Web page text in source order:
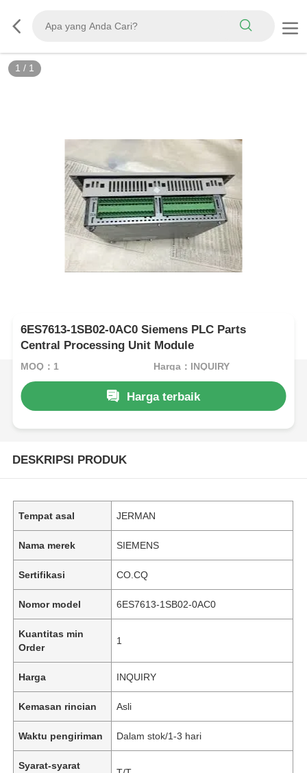
1 / 1
6ES7613-1SB02-0AC0 Siemens PLC Parts
Central Processing Unit Module
MOQ：1 Harga：INQUIRY
Harga terbaik
DESKRIPSI PRODUK
Tempat asal JERMAN
Nama merek SIEMENS
Sertifikasi CO.CQ
Nomor model 6ES7613-1SB02-0AC0
Kuantitas min
Order
1
Harga INQUIRY
Kemasan rincian Asli
Waktu pengiriman Dalam stok/1-3 hari
Syarat-syarat